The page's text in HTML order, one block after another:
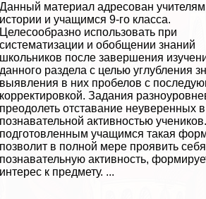
Данный материал адресован учителям
истории и учащимся 9-го класса.
Целесообразно использовать при
систематизации и обобщении знаний
школьников после завершения
данного раздела с целью углубления
выявления в них пробелов с
корректировкой. Задания
преодолеть отставание неуверенных
познавательной активностью
подготовленным учащимся такая
позволит в полной мере проявить
познавательную активность,
интерес к предмету. ...